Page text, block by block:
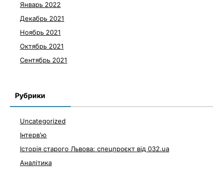
Январь 2022
Декабрь 2021
Ноябрь 2021
Октябрь 2021
Сентябрь 2021
Рубрики
Uncategorized
Інтерв'ю
Історія старого Львова: спецпроєкт від 032.ua
Аналітика